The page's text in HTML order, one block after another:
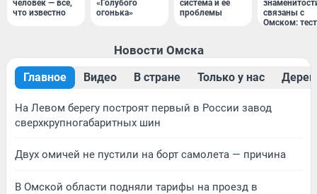
человек — все,
что известно
«Голубого
огонька»
система и ее
проблемы
связаны с
Омском: тест
Новости Омска
Главное Видео В стране Только у нас
На Левом берегу построят первый в России завод
сверхкрупногабаритных шин
Двух омичей не пустили на борт самолета — причина
В Омской области подняли тарифы на проезд в